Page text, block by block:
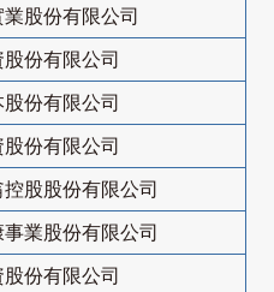
股份有限公司
份有限公司
份有限公司
份有限公司
股股份有限公司
業股份有限公司
股份有限公司